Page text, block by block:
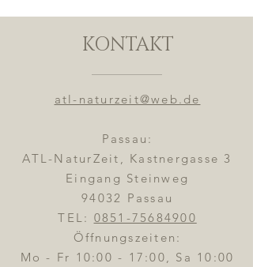
KONTAKT
atl-naturzeit@web.de
Passau:
ATL-NaturZeit, Kastnergasse 3
Eingang Steinweg
94032 Passau
TEL: 0851-75684900
Öffnungszeiten:
Mo - Fr 10:00 - 17:00, Sa 10:00